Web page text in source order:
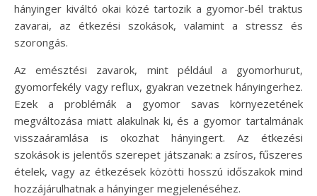
hányinger kiváltó okai közé tartozik a gyomor-bél traktus
zavarai, az étkezési szokások, valamint a stressz és
szorongás.
Az emésztési zavarok, mint például a gyomorhurut,
gyomorfekély vagy reflux, gyakran vezetnek hányingerhez.
Ezek a problémák a gyomor savas környezetének
megváltozása miatt alakulnak ki, és a gyomor tartalmának
visszaáramlása is okozhat hányingert. Az étkezési
szokások is jelentős szerepet játszanak: a zsíros, fűszeres
ételek, vagy az étkezések közötti hosszú időszakok mind
hozzájárulhatnak a hányinger megjelenéséhez.